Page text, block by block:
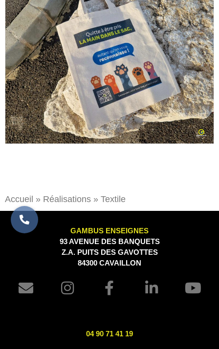
Accueil » Réalisations » Textile
GAMBUS ENSEIGNES
93 AVENUE DES BANQUETS
Z.A. PUITS DES GAVOTTES
84300 CAVAILLON
04 90 71 41 19